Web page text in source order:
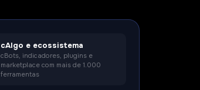
cAlgo e ecossistema
cBots, indicadores, plugins e
marketplace com mais de 1.000
ferramentas